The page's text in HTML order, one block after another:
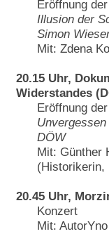
Eröffnung
Illusion der
Simon
Mit: Zdena
20.15 Uhr,
Widerstandes
Eröffnung
DÖW
Mit: Günther
(Historikerin,
20.45 Uhr,
Konzert
Mit: